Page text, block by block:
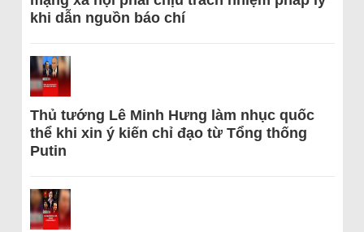
khi dẫn nguồn báo chí
Thủ tướng Lê Minh Hưng làm nhục quốc
thể khi xin ý kiến chỉ đạo từ Tổng thống
Putin